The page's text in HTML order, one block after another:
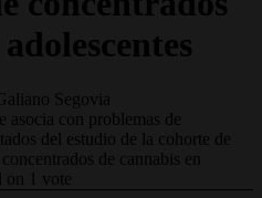
Segovia
asocia con problemas de
del estudio de la cohorte de
de cannabis en
on 1 vote